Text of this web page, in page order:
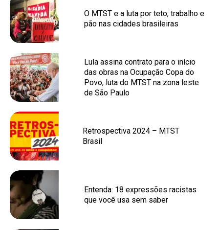
O MTST e a luta por teto, trabalho e
pão nas cidades brasileiras
Lula assina contrato para o início
das obras na Ocupação Copa do
Povo, luta do MTST na zona leste
de São Paulo
Retrospectiva 2024 – MTST
Brasil
Entenda: 18 expressões racistas
que você usa sem saber